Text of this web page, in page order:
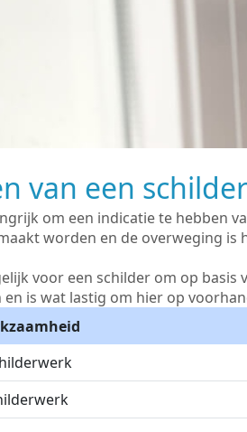
van een
om een indicatie te hebben
worden en de overweging
voor een schilder om op
is wat lastig om hier op